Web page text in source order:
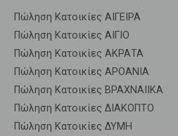
Πώληση Κατοικίες ΑΙΓΕΙΡΑ
Πώληση Κατοικίες ΑΙΓΙΟ
Πώληση Κατοικίες ΑΚΡΑΤΑ
Πώληση Κατοικίες ΑΡΟΑΝΙΑ
Πώληση Κατοικίες ΒΡΑΧΝΑΙΙΚΑ
Πώληση Κατοικίες ΔΙΑΚΟΠΤΟ
Πώληση Κατοικίες ΔΥΜΗ